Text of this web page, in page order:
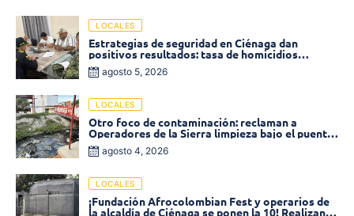
LOCALES
Estrategias de seguridad en Ciénaga dan
positivos resultados: tasa de homicidios
disminuyó un 58% en 2026
agosto 5, 2026
LOCALES
Otro foco de contaminación: reclaman a
Operadores de la Sierra limpieza bajo el puente
de la calle 19 con carrera 11
agosto 4, 2026
LOCALES
¡Fundación Afrocolombian Fest y operarios de
la alcaldía de Ciénaga se ponen la 10! Realizan